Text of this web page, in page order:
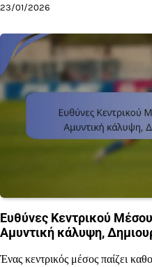
23/01/2026
Ευθύνες Κεντρικού
Αμυντική κάλυψη,
Ένας κεντρικός μέσος παίζει